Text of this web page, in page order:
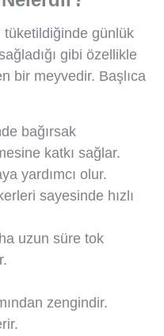
günlük
gibi özellikle
bir meyvedir. Başlıca
bağırsak
katkı sağlar.
yardımcı olur.
sayesinde hızlı
uzun süre tok
zengindir.